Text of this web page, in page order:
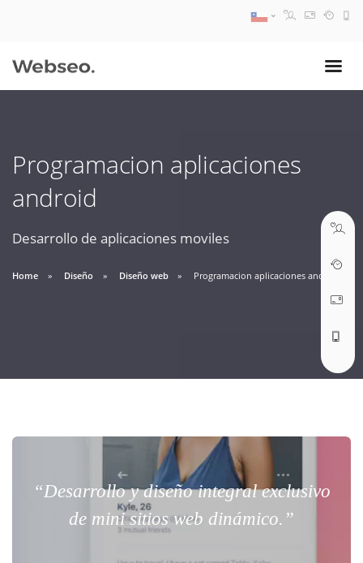
Programacion aplicaciones
android
Desarrollo de aplicaciones moviles
Home Diseño Diseño web Programacion aplicaciones android
“Desarrollo y diseño integral exclusivo
de mini sitios web dinámico.”
09:30 AM A 18:30 PM
ABRIR TICKET